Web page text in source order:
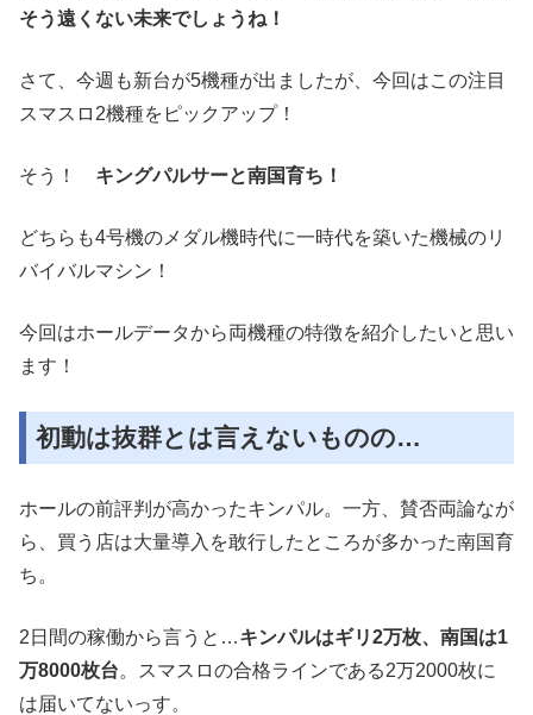
そう遠くない未来でしょうね！
さて、今週も新台が5機種が出ましたが、今回はこの注目
スマスロ2機種をピックアップ！
そう！ キングパルサーと南国育ち！
どちらも4号機のメダル機時代に一時代を築いた機械のリ
バイバルマシン！
今回はホールデータから両機種の特徴を紹介したいと思い
ます！
初動は抜群とは言えないものの…
ホールの前評判が高かったキンパル。一方、賛否両論なが
ら、買う店は大量導入を敢行したところが多かった南国育
ち。
2日間の稼働から言うと…キンパルはギリ2万枚、南国は1
万8000枚台。スマスロの合格ラインである2万2000枚に
は届いてないっす。